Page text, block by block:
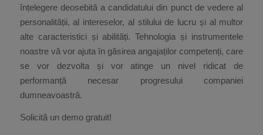
înțelegere deosebită a candidatului din punct de vedere al
personalității, al intereselor, al stilului de lucru și al multor
alte caracteristici și abilități. Tehnologia și instrumentele
noastre vă vor ajuta în găsirea angajaților competenți, care
se vor dezvolta și vor atinge un nivel ridicat de
performanță necesar progresului companiei
dumneavoastră.
Solicită un demo gratuit!